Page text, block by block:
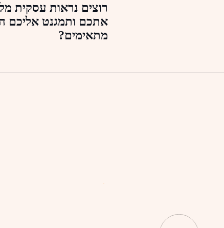
רוצים נראות עסקית
אתכם ותמגנט אליכם
מתאימים?